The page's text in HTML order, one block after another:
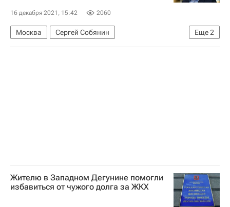
16 декабря 2021, 15:42 2060
Еще2
Москва
Сергей Собянин
Валентина Матвиенко
Больницы
Жителю в Западном Дегунине помогли
избавиться от чужого долга за ЖКХ